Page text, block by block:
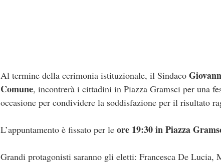
Al termine della cerimonia istituzionale, il Sindaco
Comune, incontrerà i cittadini in Piazza Gramsci per una
occasione per condividere la soddisfazione per il risultato
L’appuntamento è fissato per le ore 19:30 in Piazza
Grandi protagonisti saranno gli eletti: Francesca De